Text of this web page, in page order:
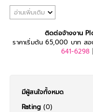
ผลงานเพลง1. ปลิว (Away) เพล
2. แพ้เเล้วพาล , สายไป , ดีใจ ,
รับชมใน YouTube สูง
3. Passcode ซิงเกิ้ลภาษ
ผลงานภาพยนตร์และละคร
1. รุ่
เรื่องนี้ทำให้เธอได้รับการยอมรับด้
เป็นตัวหลัก และได้รับความนิยม
อ่านเพิ่มเติม
ติดต่อจ้างงาน
ราคาเริ่มต้น 65,000 บาท สอ
641-6298
มีผู้สนใจทั้งหมด
Rating (0)